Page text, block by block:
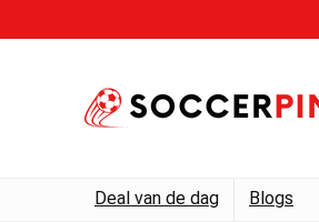
Deal van de dag Blogs